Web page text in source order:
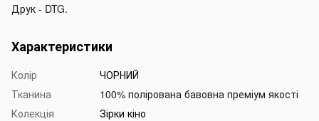
Друк - DTG.
Характеристики
Колір
ЧОРНИЙ
Тканина
100% полірована бавовна преміум якості
Колекція
Зірки кіно